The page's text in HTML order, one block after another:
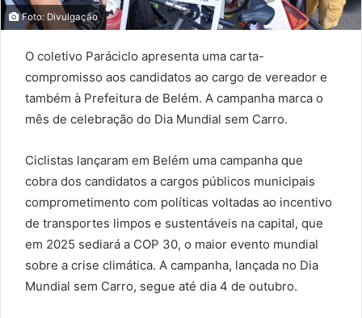
Foto: Divulgação
O coletivo Paráciclo apresenta uma carta-
compromisso aos candidatos ao cargo de vereador e
também à Prefeitura de Belém. A campanha marca o
mês de celebração do Dia Mundial sem Carro.
Ciclistas lançaram em Belém uma campanha que
cobra dos candidatos a cargos públicos municipais
comprometimento com políticas voltadas ao incentivo
de transportes limpos e sustentáveis na capital, que
em 2025 sediará a COP 30, o maior evento mundial
sobre a crise climática. A campanha, lançada no Dia
Mundial sem Carro, segue até dia 4 de outubro.